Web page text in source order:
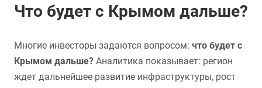
Что будет с Крымом дальше?
Многие инвесторы задаются вопросом: что будет с
Крымом дальше? Аналитика показывает: регион
ждет дальнейшее развитие инфраструктуры, рост